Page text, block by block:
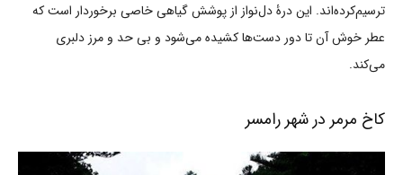
ترسیم‌کرده‌اند. این درۀ دل‌نواز از پوشش گیاهی خاصی برخوردار است که
عطر خوش آن تا دور دست‌ها کشیده می‌شود و بی حد و مرز دلبری
می‌کند.
کاخ مرمر در شهر رامسر